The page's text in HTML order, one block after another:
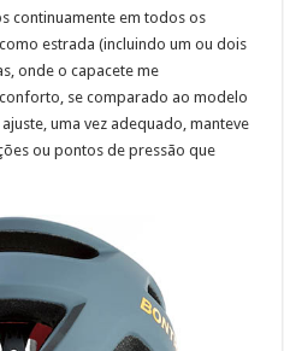
continuamente em todos os
estrada (incluindo um ou dois
onde o capacete me
se comparado ao modelo
uma vez adequado, manteve
ou pontos de pressão que